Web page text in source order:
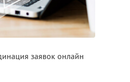
заявок онлайн